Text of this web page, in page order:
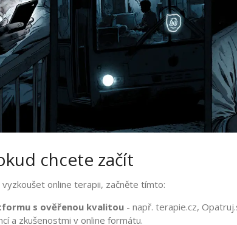
chcete začít
online terapii, začněte tímto:
s ověřenou kvalitou - např. terapie.cz,
a zkušenostmi v online formátu.